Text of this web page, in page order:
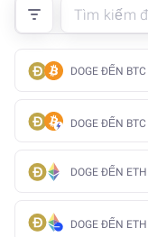
DOGE ĐẾN BTC
DOGE ĐẾN BTC
DOGE ĐẾN ETH
DOGE ĐẾN ETH